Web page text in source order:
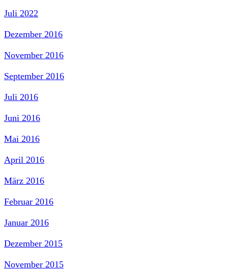
Juli 2022
Dezember 2016
November 2016
September 2016
Juli 2016
Juni 2016
Mai 2016
April 2016
März 2016
Februar 2016
Januar 2016
Dezember 2015
November 2015